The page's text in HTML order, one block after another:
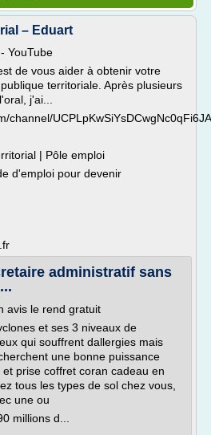
– Eduart
YouTube
de vous aider à obtenir votre
territoriale. Après plusieurs
j'ai...
channel/UCPLpKwSiYsDCwgNc0qFi6JA
| Pôle emploi
d'emploi pour devenir
administratif sans
avis le rend gratuit
et ses 3 niveaux de
qui souffrent dallergies mais
une bonne puissance
prise coffret coran cadeau en
tous les types de sol chez vous,
une ou
millions d...